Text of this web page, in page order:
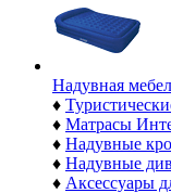
Надувная
♦
♦ Матрасы
♦ Надувные
♦ Надувные
♦ Аксессуары